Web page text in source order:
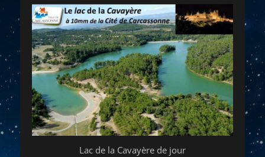
Lac de la Cavayère de jour